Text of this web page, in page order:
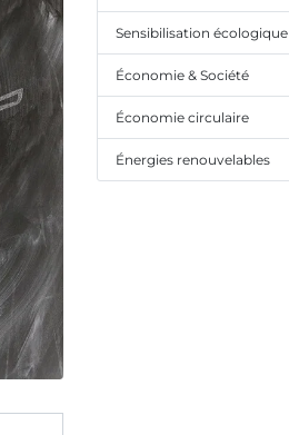
Sensibilisation écologique
Économie & Société
Économie circulaire
Énergies renouvelables